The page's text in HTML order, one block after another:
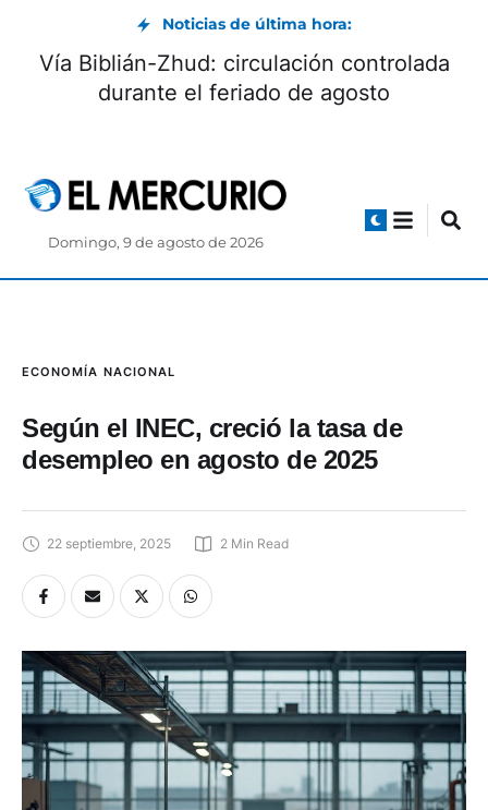
Noticias de última hora:
Vía Biblián-Zhud: circulación controlada
durante el feriado de agosto
Domingo, 9 de agosto de 2026
ECONOMÍA NACIONAL
Según el INEC, creció la tasa de
desempleo en agosto de 2025
22 septiembre, 2025 2 Min Read